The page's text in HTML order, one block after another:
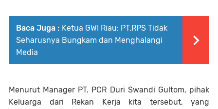
Baca Juga : Ketua GWI Riau: PT.RPS Tidak
Seharusnya Bungkam dan Menghalangi
Media
Menurut Manager PT. PCR Duri Swandi Gultom, pihak
Keluarga dari Rekan Kerja kita tersebut, yang